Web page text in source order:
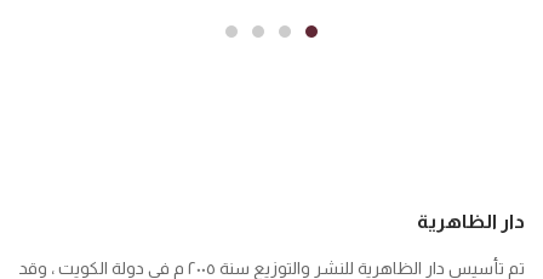
دار الظاهرية
تم تأسيس دار الظاهرية للنشر والتوزيع سنة ٢٠٠٥ م في دولة الكويت ، وقد